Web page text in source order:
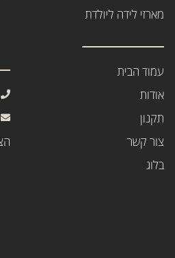
מארזי לידה ליולדת
עמוד הבית
אודות
תקנון
צור קשר
בלוג